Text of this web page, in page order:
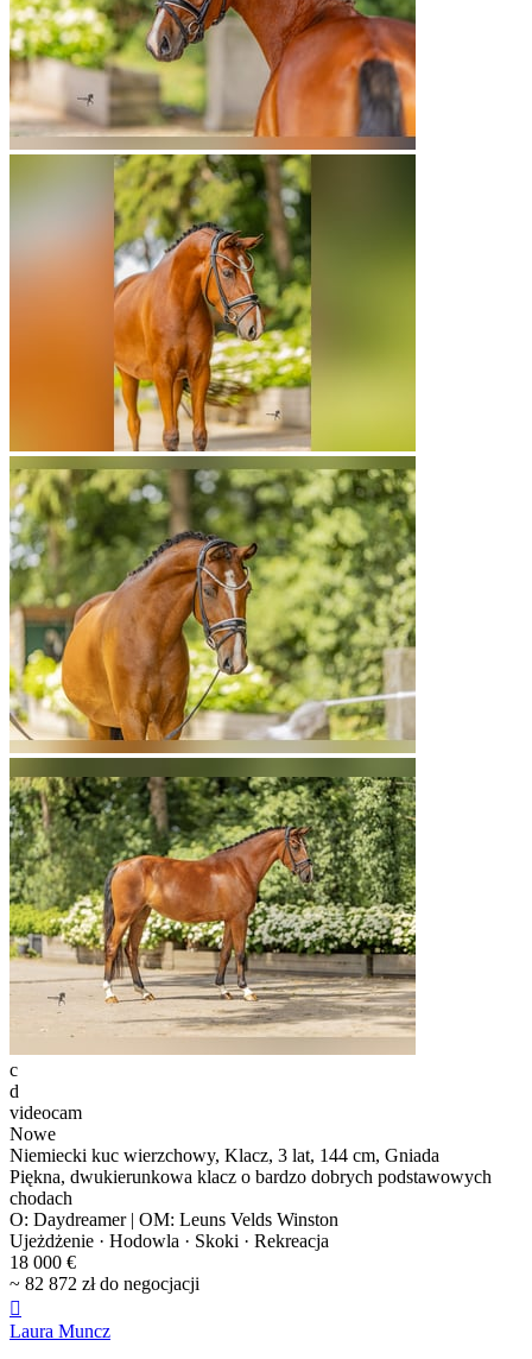
c
d
videocam
Nowe
Niemiecki kuc wierzchowy, Klacz, 3 lat, 144 cm, Gniada
Piękna, dwukierunkowa klacz o bardzo dobrych podstawowych
chodach
O: Daydreamer | OM: Leuns Velds Winston
Ujeżdżenie · Hodowla · Skoki · Rekreacja
18 000 €
~ 82 872 zł do negocjacji

Laura Muncz